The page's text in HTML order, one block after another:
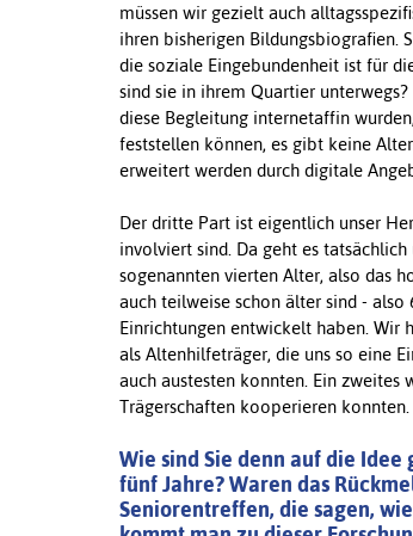
müssen wir gezielt auch
ihren bisherigen Bildungsbiografien.
die soziale Eingebundenheit ist für
sind sie in ihrem Quartier
diese Begleitung internetaffin
feststellen können, es gibt keine
erweitert werden durch digitale
Der dritte Part ist eigentlich unser
involviert sind. Da geht es
sogenannten vierten Alter, also das
auch teilweise schon älter sind -
Einrichtungen entwickelt haben. Wir
als Altenhilfeträger, die uns so eine
auch austesten konnten. Ein zweites
Trägerschaften kooperieren konnten.
Wie sind Sie denn auf die
fünf Jahre? Waren das
Seniorentreffen, die sagen,